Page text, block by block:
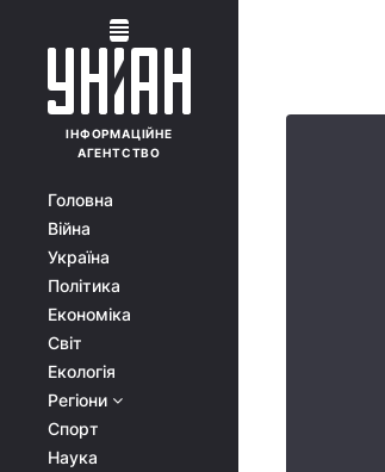
ІНФОРМАЦІЙНЕ
АГЕНТСТВО
Головна
Війна
Україна
Політика
Економіка
Світ
Екологія
Регіони
Спорт
Наука